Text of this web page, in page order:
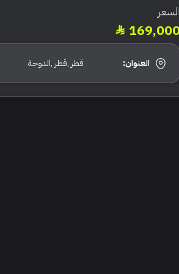
العنوان: قطر ,قطر ,الدوحة